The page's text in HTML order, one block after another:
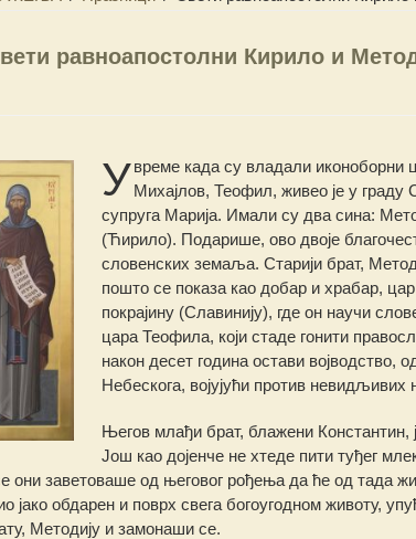
равноапостолни Кирило и
У време када су владали
Михајлов, Теофил, живео је у граду
супруга Марија. Имали су два сина:
(Ћирило). Подарише, ово двоје
словенских земаља. Старији брат,
пошто се показа као добар и храбар,
покрајину (Славинију), где он научи
цара Теофила, који стаде гонити
након десет година остави
Небескога, војујући против
Његов млађи брат, блажени
Још као дојенче не хтеде пити туђег
они заветоваше од његовог рођења да ће од тада
јако обдарен и поврх свега богоугодном животу,
Методију и замонаши се.